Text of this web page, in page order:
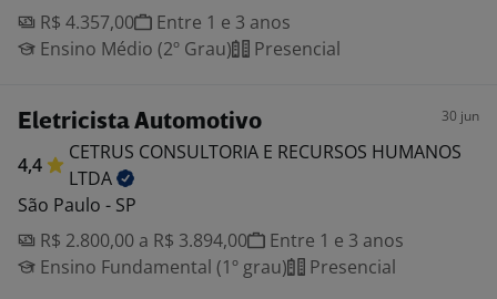
R$ 4.357,00
Entre 1 e 3 anos
Ensino Médio (2º Grau)
Presencial
Eletricista Automotivo 30 jun
4,4
CETRUS CONSULTORIA E RECURSOS HUMANOS
LTDA
São Paulo - SP
R$ 2.800,00 a R$ 3.894,00
Entre 1 e 3 anos
Ensino Fundamental (1º grau)
Presencial